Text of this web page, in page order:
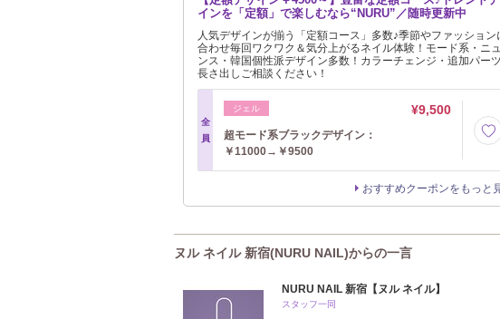
インを「定額」で楽しむなら“NURU”／随時更新中
人気デザインが揃う「定額コース」多数♪季節やファッション
合わせ毎回ワクワク＆気分上がるネイル体験！モード系・ニ
ンス・韓国個性派デザイン多数！カラーチェンジ・追加パーツ
長さ出しご相談ください！
全
員
ジェル ¥9,500
超モード系ブラックデザイン：
￥11000→￥9500
おすすめクーポンをもっと
インな満足＆褒められネイル♪丁寧な接客で人気♪
周囲と絶対に被りたくない方必見！SNSで話題のデザイン♪個
派ネイル♪韓国個性派ネイル♪自由度の高さと満足行く仕上が
褒められる＆自慢したくなる指先に！￥4500～豊富なコースを
ご用意しています！
全
員
ジェル ¥9,700
【迷った方はコチラ♪】120分までの施術★来
店してから相談クーポン￥7400～
おすすめクーポンをもっと
ヌル ネイル 新宿(NURU NAIL)からの一言
NURU NAIL 新宿【ヌル ネイル】
スタッフ一同